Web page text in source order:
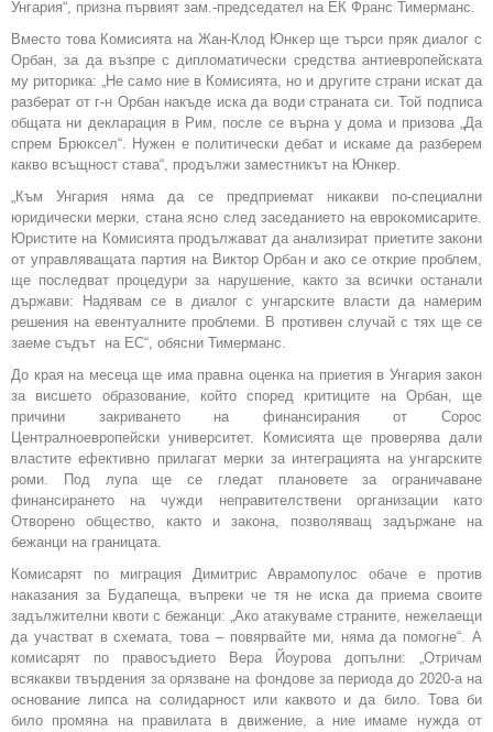
Унгария“, призна първият зам.-председател на ЕК Франс Тимерманс.
Вместо това Комисията на Жан-Клод Юнкер ще търси пряк диалог с
Орбан, за да възпре с дипломатически средства антиевропейската
му риторика: „Не само ние в Комисията, но и другите страни искат да
разберат от г-н Орбан накъде иска да води страната си. Той подписа
общата ни декларация в Рим, после се върна у дома и призова „Да
спрем Брюксел“. Нужен е политически дебат и искаме да разберем
какво всъщност става“, продължи заместникът на Юнкер.
„Към Унгария няма да се предприемат никакви по-специални
юридически мерки, стана ясно след заседанието на еврокомисарите.
Юристите на Комисията продължават да анализират приетите закони
от управляващата партия на Виктор Орбан и ако се открие проблем,
ще последват процедури за нарушение, както за всички останали
държави: Надявам се в диалог с унгарските власти да намерим
решения на евентуалните проблеми. В противен случай с тях ще се
заеме съдът на ЕС“, обясни Тимерманс.
До края на месеца ще има правна оценка на приетия в Унгария закон
за висшето образование, който според критиците на Орбан, ще
причини закриването на финансирания от Сорос
Централноевропейски университет. Комисията ще проверява дали
властите ефективно прилагат мерки за интеграцията на унгарските
роми. Под лупа ще се гледат плановете за ограничаване
финансирането на чужди неправителствени организации като
Отворено общество, както и закона, позволяващ задържане на
бежанци на границата.
Комисарят по миграция Димитрис Аврамопулос обаче е против
наказания за Будапеща, въпреки че тя не иска да приема своите
задължителни квоти с бежанци: „Ако атакуваме страните, нежелаещи
да участват в схемата, това – повярвайте ми, няма да помогне“. А
комисарят по правосъдието Вера Йоурова допълни: „Отричам
всякакви твърдения за орязване на фондове за периода до 2020-а на
основание липса на солидарност или каквото и да било. Това би
било промяна на правилата в движение, а ние имаме нужда от